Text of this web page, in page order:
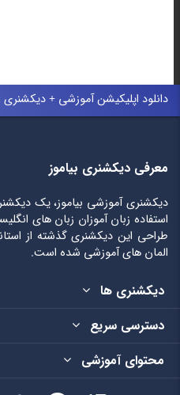
دانلود اپلیکیشن آموزشی + دیکشنری
معرفی دیکشنری بیاموز
دیکشنری آموزشی بیاموز، یک
استفاده زبان آموزان زبان های
طراحی این دیکشنری گذشته از
المان های آموزشی شده است.
دیکشنری ها
دسترسی سریع
محتوای آموزشی